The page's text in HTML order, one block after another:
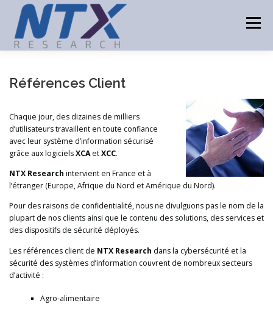
contenu
Menu
CONSULTING PARTENAIRES ACTUALITÉS
Références Client
Chaque jour, des dizaines de milliers
d’utilisateurs travaillent en toute confiance
avec leur système d’information sécurisé
grâce aux logicielsXCAetXCC.
NTX Research intervient en France et à
l’étranger (Europe, Afrique du Nord et Amérique du Nord).
Pour des raisons de confidentialité, nous ne divulguons pas le nom de la
plupart de nos clients ainsi que le contenu des solutions, des services et
des dispositifs de sécurité déployés.
Les références client de NTX Research dans la cybersécurité et la
sécurité des systèmes d’information couvrent de nombreux secteurs
d’activité :
Agro-alimentaire